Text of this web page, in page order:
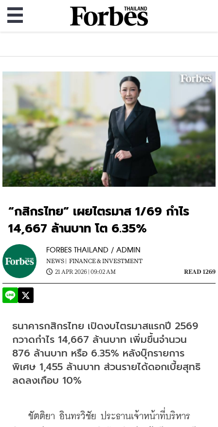
“กสิกรไทย” เผยไตรมาส 1/69 กำไร
14,667 ล้านบาท โต 6.35%
FORBES THAILAND / ADMIN
NEWS | FINANCE & INVESTMENT
21 APR 2026 | 09:02 AM
READ 1269
ธนาคารกสิกรไทย เปิดงบไตรมาสแรกปี 2569
กวาดกำไร 14,667 ล้านบาท เพิ่มขึ้นจำนวน
876 ล้านบาท หรือ 6.35% หลังบุ๊กรายการ
พิเศษ 1,455 ล้านบาท ส่วนรายได้ดอกเบี้ยสุทธิ
ลดลงเกือบ 10%
ขัตติยา อินทรวิชัย ประธานเจ้าหน้าที่บริหาร